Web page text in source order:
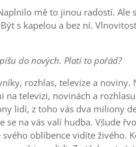
mě to jinou radostí. Ale
s kapelou a bez ní.
do nových. Platí to pořád?
rozhlas, televize a noviny.
televizi, novinách a
lidí, z toho vás dva miliony
na vás valí hudba. Všude
oblíbence vidíte živého.